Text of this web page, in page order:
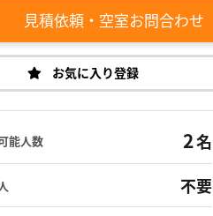
見積依頼・空室お問合わせ
お気に入り登録
能人数 2名
不要